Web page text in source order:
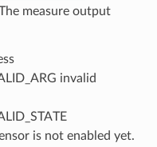
measure output
invalid
is not enabled yet.